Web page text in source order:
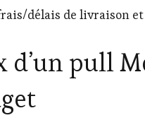
délais de livraison
d’un pull